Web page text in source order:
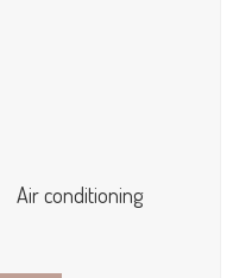
Air conditioning